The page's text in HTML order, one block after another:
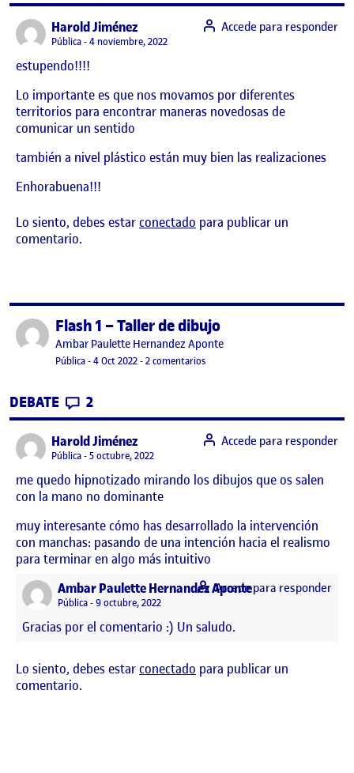
Harold Jiménezsays:
Visibilidad:
Pública 4 noviembre, 2022
estupendo!!!!
Lo importante es que nos movamos por diferentes
territorios para encontrar maneras novedosas de
comunicar un sentido
también a nivel plástico están muy bien las realizaciones
Enhorabuena!!!
Accede para responder
Lo siento, debes estarconectado para publicar un
comentario.
Publicado porFlash 1 – Taller de dibujo
Publicado por
Ambar Paulette Hernandez Aponte
Visibilidad:
Pública-Fecha de publicación
4 Oct 20224 octubre, 2022 8:17 pm
-2 comentariosen Flash 1 – Taller de dibujo
DEBATE CONTRIBUTIONS
2EN FLASH 1 – TALLER DE DIBUJO
Harold Jiménezsays:
Visibilidad:
Pública 5 octubre, 2022
me quedo hipnotizado mirando los dibujos que os salen
con la mano no dominante
muy interesante cómo has desarrollado la intervención
con manchas: pasando de una intención hacia el realismo
para terminar en algo más intuitivo
Accede para responder
Ambar Paulette Hernandez Apontesays:
Visibilidad:
Pública 9 octubre, 2022
Gracias por el comentario :) Un saludo.
Accede para responder
Lo siento, debes estarconectado para publicar un
comentario.